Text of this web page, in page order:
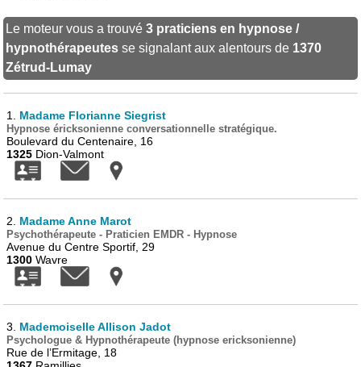
Le moteur vous a trouvé3 praticiens en hypnose /
hypnothérapeutes se signalant aux alentours de 1370
Zétrud-Lumay
1. Madame Florianne Siegrist
Hypnose éricksonienne conversationnelle stratégique.
Boulevard du Centenaire, 16
1325 Dion-Valmont
2. Madame Anne Marot
Psychothérapeute - Praticien EMDR - Hypnose
Avenue du Centre Sportif, 29
1300 Wavre
3. Mademoiselle Allison Jadot
Psychologue & Hypnothérapeute (hypnose ericksonienne)
Rue de l’Ermitage, 18